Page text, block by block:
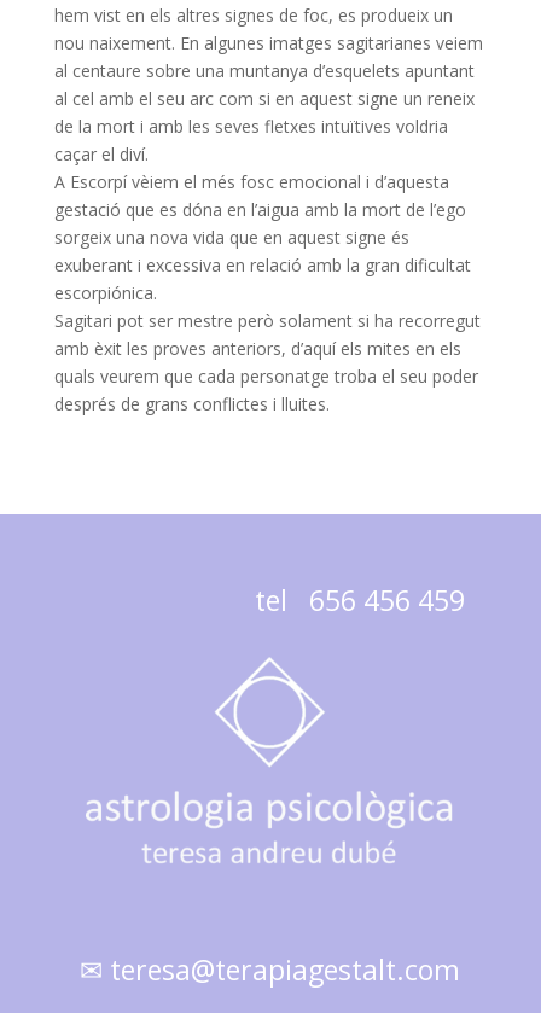
hem vist en els altres signes de foc, es produeix un
nou naixement. En algunes imatges sagitarianes veiem
al centaure sobre una muntanya d’esquelets apuntant
al cel amb el seu arc com si en aquest signe un reneix
de la mort i amb les seves fletxes intuïtives voldria
caçar el diví.
A Escorpí vèiem el més fosc emocional i d’aquesta
gestació que es dóna en l’aigua amb la mort de l’ego
sorgeix una nova vida que en aquest signe és
exuberant i excessiva en relació amb la gran dificultat
escorpiónica.
Sagitari pot ser mestre però solament si ha recorregut
amb èxit les proves anteriors, d’aquí els mites en els
quals veurem que cada personatge troba el seu poder
després de grans conflictes i lluites.
tel 656 456 459
✉ teresa@terapiagestalt.com